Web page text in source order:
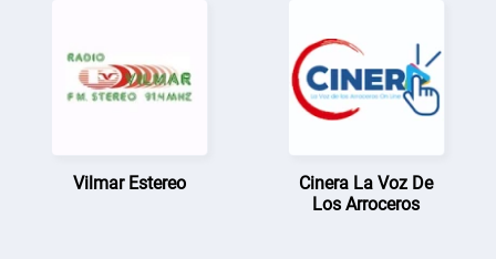
Vilmar Estereo
Cinera La Voz De
Los Arroceros